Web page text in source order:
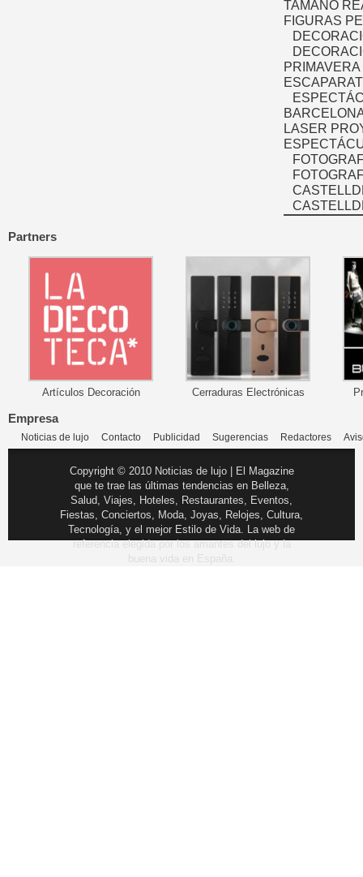
TAMAÑO
FIGURAS
PRIMAVERA
LASER
Partners
Artículos Decoración Cerraduras Electrónicas
Empresa
Noticias de lujo Contacto Publicidad Sugerencias Redactores
Copyright © 2010 Noticias de lujo | El Magazine
que te trae las últimas tendencias en Belleza,
Salud, Viajes, Hoteles, Restaurantes, Eventos,
Fiestas, Conciertos, Moda, Joyas, Relojes, Cultura,
Tecnología, y el mejor Estilo de Vida. La web de
referencia elegida por los amantes del lujo y la